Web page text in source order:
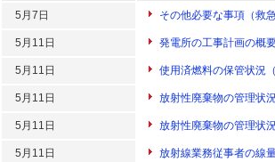
5月7日 その他必要な事項（救
5月11日 発電所の工事計画の概
5月11日 使用済燃料の保管状況
5月11日 放射性廃棄物の管理状
5月11日 放射性廃棄物の管理状
5月11日 放射線業務従事者の線